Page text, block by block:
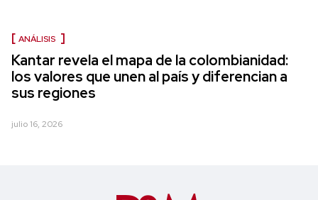
ANÁLISIS
Kantar revela el mapa de la colombianidad:
los valores que unen al país y diferencian a
sus regiones
julio 16, 2026